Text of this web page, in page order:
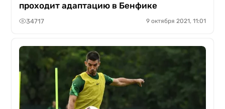
проходит адаптацию в Бенфике
34717 9 октября 2021, 11:01